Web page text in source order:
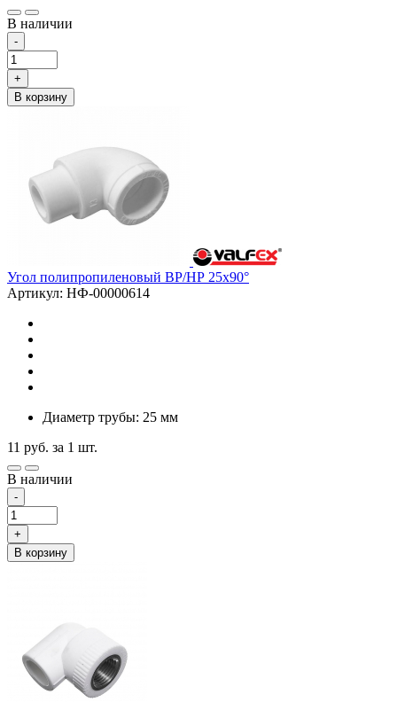
В наличии
-
+
В корзину
Угол полипропиленовый ВР/НР 25х90°
Артикул: НФ-00000614
Диаметр трубы: 25 мм
11 руб. за 1 шт.
В наличии
-
+
В корзину